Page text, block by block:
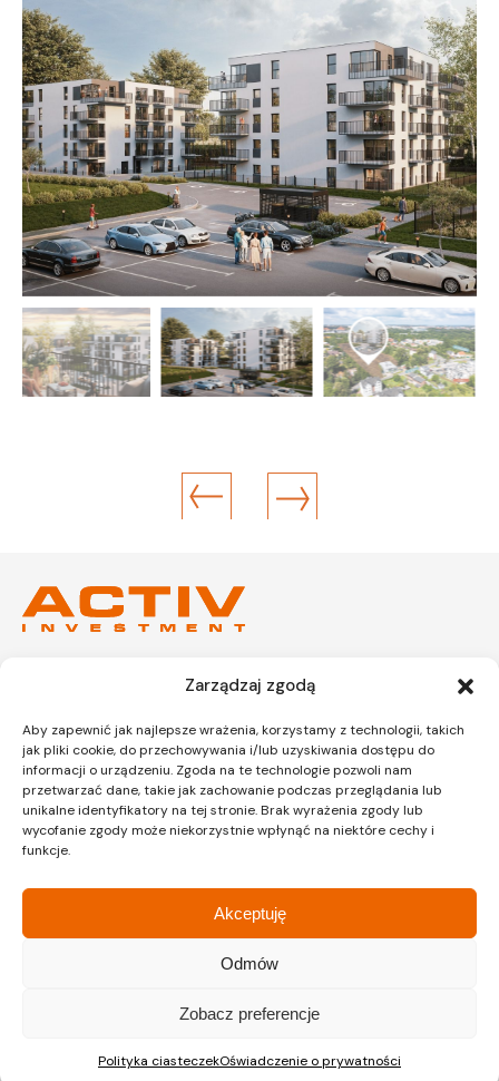
Zarządzaj zgodą
Aby zapewnić jak najlepsze wrażenia, korzystamy z technologii, takich
jak pliki cookie, do przechowywania i/lub uzyskiwania dostępu do
informacji o urządzeniu. Zgoda na te technologie pozwoli nam
przetwarzać dane, takie jak zachowanie podczas przeglądania lub
unikalne identyfikatory na tej stronie. Brak wyrażenia zgody lub
wycofanie zgody może niekorzystnie wpłynąć na niektóre cechy i
funkcje.
Akceptuję
Odmów
Zobacz preferencje
Polityka ciasteczekOświadczenie o prywatności
Siedziba
ul. Lipińskiego 3A
30-349 Kraków
tel.:12 397 12 27
Kraków
Dział sprzedaży
ul. Lipińskiego 3A
30-349 Kraków
Gliwice
Dział sprzedaży
Katowice
Dział sprzedaży
40-101 Katowice